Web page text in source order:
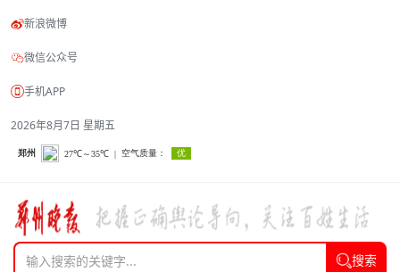
新浪微博
微信公众号
手机APP
2026年8月7日 星期五
搜索